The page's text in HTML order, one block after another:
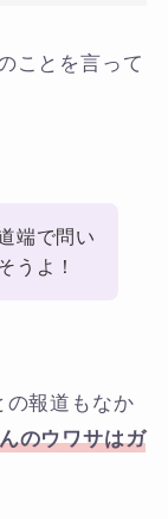
ことを言って
端で問い
うよ！
の報道もなか
のウワサはガ